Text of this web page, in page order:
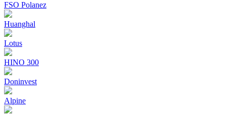
FSO Polanez
Huanghal
Lotus
HINO 300
Doninvest
Alpine